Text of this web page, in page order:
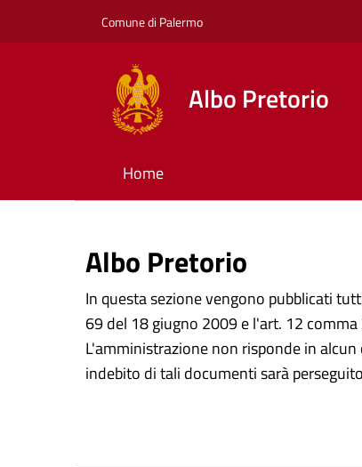
Comune di Palermo
Albo Pretorio
Home
Albo Pretorio
In questa sezione vengono pubblicati
69 del 18 giugno 2009 e l'art. 12
L'amministrazione non risponde in
indebito di tali documenti sarà